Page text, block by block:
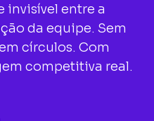
invisível entre a
da equipe. Sem
círculos. Com
competitiva real.